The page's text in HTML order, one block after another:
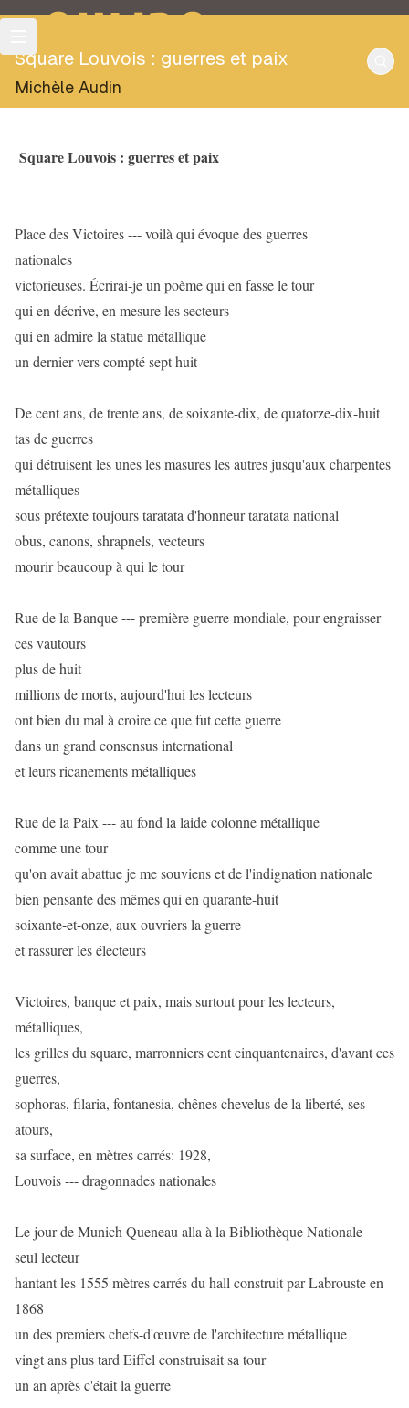
OULIPO
Square Louvois : guerres et paix
Michèle Audin
Square Louvois : guerres et paix
Place des Victoires --- voilà qui évoque des guerres
nationales
victorieuses. Écrirai-je un poème qui en fasse le tour
qui en décrive, en mesure les secteurs
qui en admire la statue métallique
un dernier vers compté sept huit
De cent ans, de trente ans, de soixante-dix, de quatorze-dix-huit
tas de guerres
qui détruisent les unes les masures les autres jusqu'aux charpentes
métalliques
sous prétexte toujours taratata d'honneur taratata national
obus, canons, shrapnels, vecteurs
mourir beaucoup à qui le tour
Rue de la Banque --- première guerre mondiale, pour engraisser
ces vautours
plus de huit
millions de morts, aujourd'hui les lecteurs
ont bien du mal à croire ce que fut cette guerre
dans un grand consensus international
et leurs ricanements métalliques
Rue de la Paix --- au fond la laide colonne métallique
comme une tour
qu'on avait abattue je me souviens et de l'indignation nationale
bien pensante des mêmes qui en quarante-huit
soixante-et-onze, aux ouvriers la guerre
et rassurer les électeurs
Victoires, banque et paix, mais surtout pour les lecteurs,
métalliques,
les grilles du square, marronniers cent cinquantenaires, d'avant ces
guerres,
sophoras, filaria, fontanesia, chênes chevelus de la liberté, ses
atours,
sa surface, en mètres carrés: 1928,
Louvois --- dragonnades nationales
Le jour de Munich Queneau alla à la Bibliothèque Nationale
seul lecteur
hantant les 1555 mètres carrés du hall construit par Labrouste en
1868
un des premiers chefs-d'œuvre de l'architecture métallique
vingt ans plus tard Eiffel construisait sa tour
un an après c'était la guerre